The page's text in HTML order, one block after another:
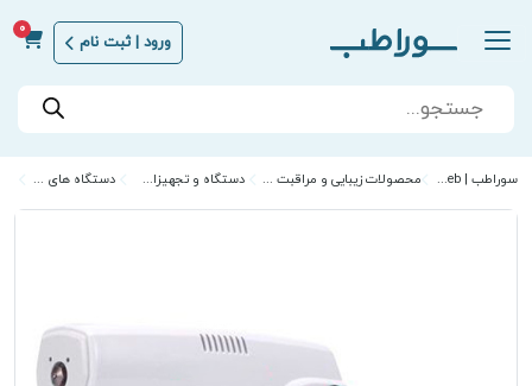
ورود | ثبت نام
0
Products
search
سوراطب | Sora Teb محصولات زیبایی و مراقبت از پوست دستگاه و تجهیزات زیبایی دستگاه های زیبایی